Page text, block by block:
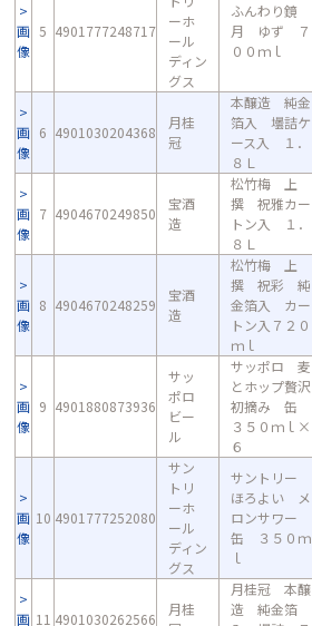
画
像
5 4901777248717
ーホ
ール
ディン
グス
ふんわり鏡
月 ゆず ７
００ｍｌ
画
像
6 4901030204368
月桂
冠
本醸造 純金
箔入 壜詰ケ
ース入 １．
８Ｌ
画
像
7 4904670249850
宝酒
造
松竹梅 上
撰 祝雅カー
トン入 １．
８Ｌ
画
像
8 4904670248259
宝酒
造
松竹梅 上
撰 祝彩 純
金箔入 カー
トン入７２０
ｍｌ
画
像
9 4901880873936
サッ
ポロ
ビー
ル
サッポロ 麦
とホップ贅沢
初摘み 缶
３５０ｍｌ×
６
画
像
10 4901777252080
サン
トリ
ーホ
ール
ディン
グス
サントリー
ほろよい メ
ロンサワー
缶 ３５０ｍ
ｌ
画 11 4901030262566
月桂
月桂冠 本醸
造 純金箔